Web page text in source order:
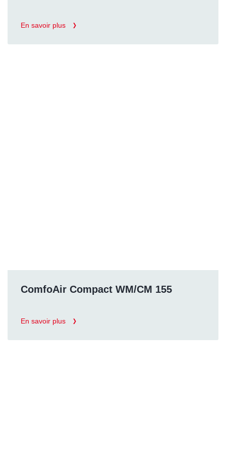
En savoir plus
ComfoAir Compact WM/CM 155
En savoir plus